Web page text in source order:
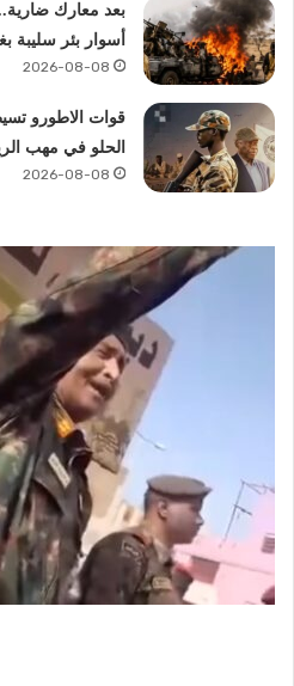
بعد معارك
أسوار بئر سليبة
2026-08-08
قوات الاطورو
الحلو في مهب
2026-08-08